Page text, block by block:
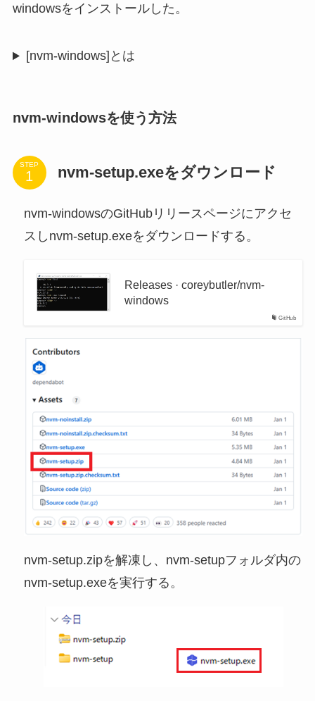
windowsをインストールした。
[nvm-windows]とは
nvm-windowsを使う方法
STEP nvm-setup.exeをダウンロード
nvm-windowsのGitHubリリースページにアクセ
スしnvm-setup.exeをダウンロードする。
GitHub
Releases · coreybutler/nvm-
windows
nvm-setup.zipを解凍し、nvm-setupフォルダ内の
nvm-setup.exeを実行する。